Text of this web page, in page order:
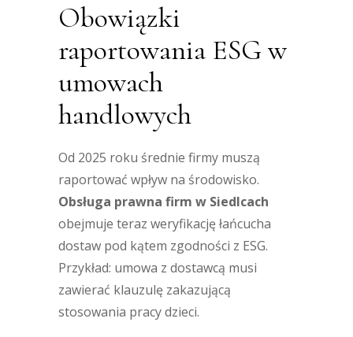
Obowiązki
raportowania ESG w
umowach
handlowych
Od 2025 roku średnie firmy muszą
raportować wpływ na środowisko.
Obsługa prawna firm w Siedlcach
obejmuje teraz weryfikację łańcucha
dostaw pod kątem zgodności z ESG.
Przykład: umowa z dostawcą musi
zawierać klauzulę zakazującą
stosowania pracy dzieci.